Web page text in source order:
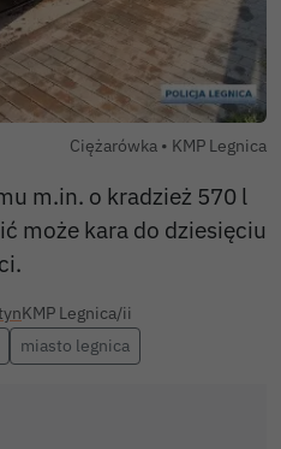
Ciężarówka • Autor zdjęcia:
KMP Legnica
m.in. o kradzież 570 l
może kara do dziesięciu
KMP Legnica/ii
miasto legnica